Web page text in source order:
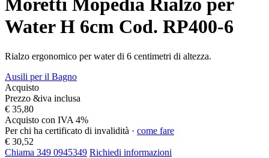
Moretti Mopedia Rialzo per
Water H 6cm Cod. RP400-6
Rialzo ergonomico per water di 6 centimetri di altezza.
Ausili per il Bagno
Acquisto
Prezzo &iva inclusa
€ 35,80
Acquisto con IVA 4%
Per chi ha certificato di invalidità · come fare
€ 30,52
Chiama 349 0945349 Richiedi informazioni